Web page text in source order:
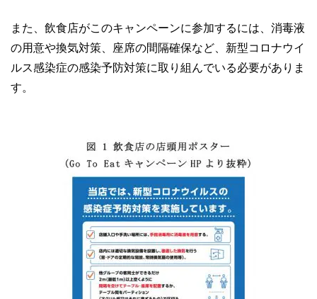
また、飲食店がこのキャンペーンに参加するには、消毒液
の用意や換気対策、座席の間隔確保など、新型コロナウイ
ルス感染症の感染予防対策に取り組んでいる必要がありま
す。